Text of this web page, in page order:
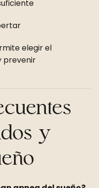
elegir el
prevenir
y